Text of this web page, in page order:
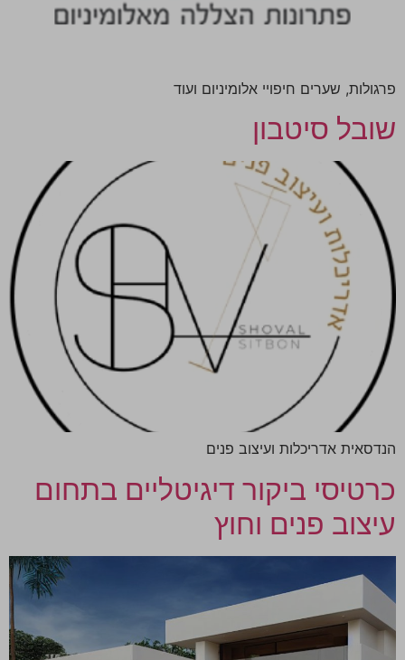
פרגולות, שערים חיפויי אלומיניום ועוד
שובל סיטבון
הנדסאית אדריכלות ועיצוב פנים
כרטיסי ביקור דיגיטליים בתחום
עיצוב פנים וחוץ